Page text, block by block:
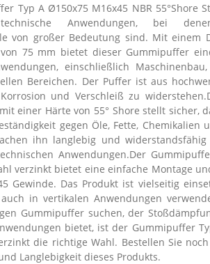
Typ A Ø150x75 M16x45 NBR 55°Shore
Anwendungen, bei
von großer Bedeutung sind. Mit einem
75 mm bietet dieser Gummipuffer
einschließlich
Bereichen. Der Puffer ist aus
und Verschleiß zu
einer Härte von 55° Shore stellt sicher,
gegen Öle, Fette, Chemikalien
ihn langlebig und
Anwendungen.Der
verzinkt bietet eine einfache Montage
Gewinde. Das Produkt ist vielseitig
in vertikalen Anwendungen
Gummipuffer suchen, der
bietet, ist der Gummipuffer
die richtige Wahl. Bestellen Sie
Langlebigkeit dieses Produkts.